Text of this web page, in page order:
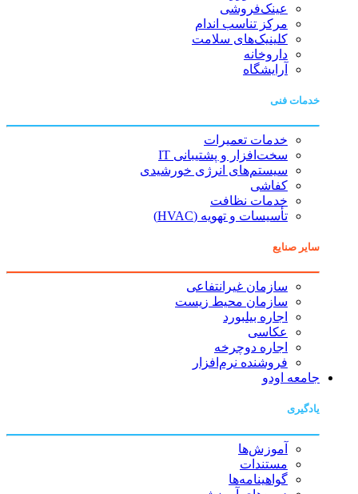
عینک‌فروشی
مرکز تناسب اندام
کلینیک‌های سلامت
داروخانه
آرایشگاه
خدمات فنی
خدمات تعمیرات
سخت‌افزار و پشتیبانی IT
سیستم‌های انرژی خورشیدی
کفاشی
خدمات نظافت
تأسیسات و تهویه (HVAC)
سایر صنایع
سازمان غیرانتفاعی
سازمان محیط زیست
اجاره بیلبورد
عکاسی
اجاره دوچرخه
فروشنده نرم‌افزار
جامعه اودو
یادگیری
آموزش‌ها
مستندات
گواهینامه‌ها